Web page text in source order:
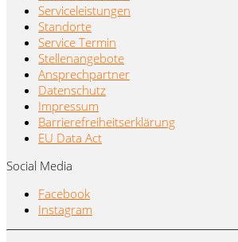
Serviceleistungen
Standorte
Service Termin
Stellenangebote
Ansprechpartner
Datenschutz
Impressum
Barrierefreiheitserklärung
EU Data Act
Social Media
Facebook
Instagram